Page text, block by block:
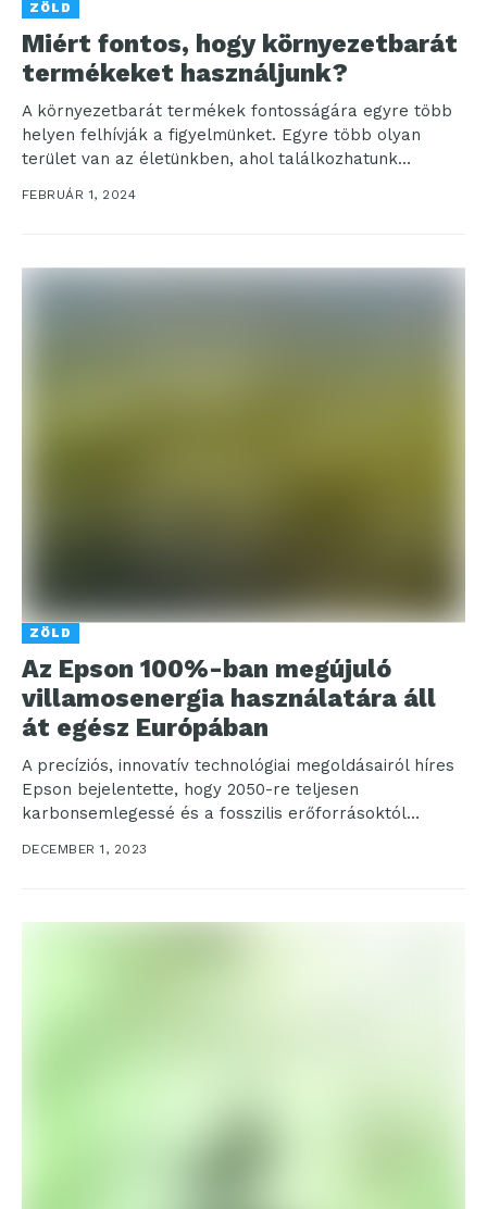
ZÖLD
Miért fontos, hogy környezetbarát
termékeket használjunk?
A környezetbarát termékek fontosságára egyre több
helyen felhívják a figyelmünket. Egyre több olyan
terület van az életünkben, ahol találkozhatunk
ezekkel, így egyre többször...
FEBRUÁR 1, 2024
ZÖLD
Az Epson 100%-ban megújuló
villamosenergia használatára áll
át egész Európában
A precíziós, innovatív technológiai megoldásairól híres
Epson bejelentette, hogy 2050-re teljesen
karbonsemlegessé és a fosszilis erőforrásoktól
DECEMBER 1, 2023